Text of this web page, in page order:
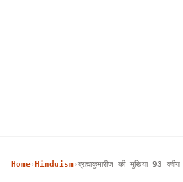
Home› Hinduism›ब्रह्माकुमारीज की मुखिया 93 वर्षीय